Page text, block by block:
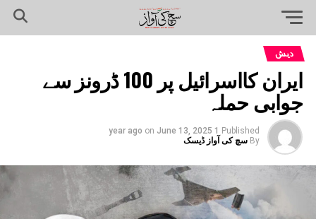
دیش
ایران کااسرائیل پر 100 ڈرونز سے
جوابی حملہ
Published
1 year ago
on June 13, 2025
By سچ کی آواز ڈیسک